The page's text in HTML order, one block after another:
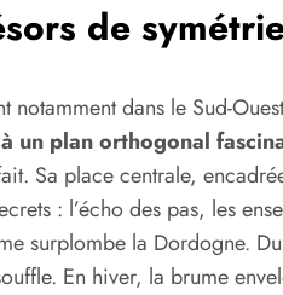
de
notamment dans le Sud-
un plan orthogonal
Sa place centrale,
: l’écho des pas, les
surplombe la Dordogne.
En hiver, la brume